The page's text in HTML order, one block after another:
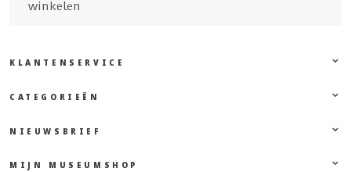
winkelen
KLANTENSERVICE
CATEGORIEËN
NIEUWSBRIEF
MIJN MUSEUMSHOP